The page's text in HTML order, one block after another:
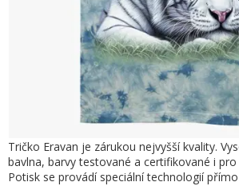
Tričko Eravan je zárukou nejvyšší kvality.
bavlna, barvy testované a certifikované i
Potisk se provádí speciální technologií